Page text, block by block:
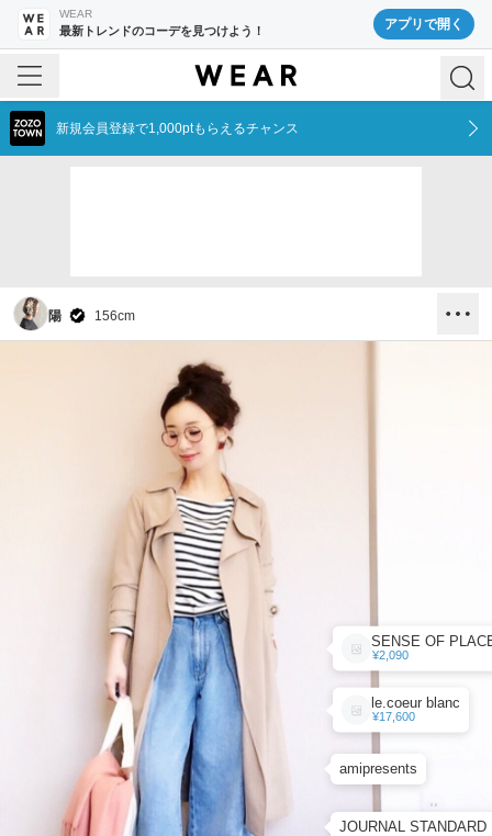
WEAR
最新トレンドのコーデを見つけよう！ アプリで開く
新規会員登録で1,000ptもらえるチャンス
陽 156cm
¥2,090
le.coeur blanc
¥17,600
JOURNAL STANDARD
amipresents